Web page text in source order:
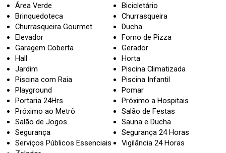
Área Verde
Bicicletário
Brinquedoteca
Churrasqueira
Churrasqueira Gourmet
Ducha
Elevador
Forno de Pizza
Garagem Coberta
Gerador
Hall
Horta
Jardim
Piscina Climatizada
Piscina com Raia
Piscina Infantil
Playground
Pomar
Portaria 24Hrs
Próximo a Hospitais
Próximo ao Metrô
Salão de Festas
Salão de Jogos
Sauna e Ducha
Segurança
Segurança 24 Horas
Serviços Públicos Essenciais
Vigilância 24 Horas